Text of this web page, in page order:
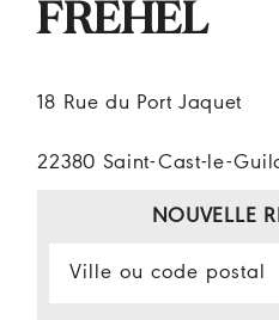
FREHEL
18 Rue du Port Jaquet
22380 Saint-Cast-le-
NOUVELLE